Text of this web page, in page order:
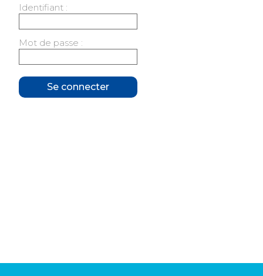
Identifiant :
Mot de passe :